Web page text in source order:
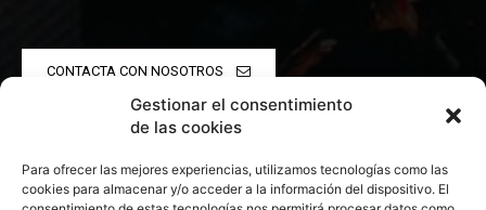
Gestionar el consentimiento
de las cookies
Para ofrecer las mejores experiencias, utilizamos tecnologías como las
cookies para almacenar y/o acceder a la información del dispositivo. El
CONTACTA CON NOSOTROS
POLÍTICA DE PRIVACIDAD
POLÍTICA DE COOKIES